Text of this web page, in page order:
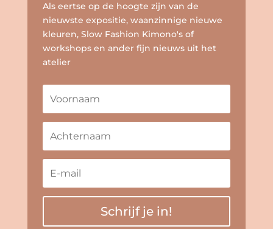
Als eertse op de hoogte zijn van de
nieuwste expositie, waanzinnige nieuwe
kleuren, Slow Fashion Kimono's of
workshops en ander fijn nieuws uit het
atelier
Schrijf je in!